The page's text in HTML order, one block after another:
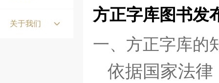
报纸
产权保护
关于我们
方正字库图书发
一、方正字库的
依据国家法